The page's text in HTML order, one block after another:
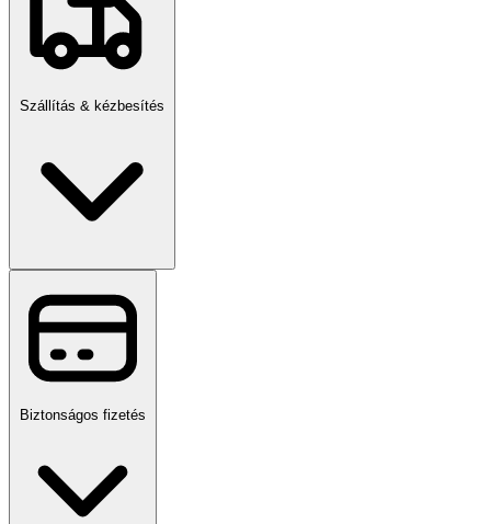
Szállítás & kézbesítés
Biztonságos fizetés